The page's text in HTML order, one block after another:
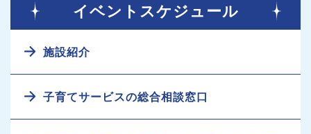
イベントスケジュール
施設紹介
子育てサービスの総合相談窓口